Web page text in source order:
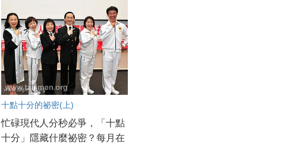
十點十分的祕密(上)
忙碌現代人分秒必爭，「十點
十分」隱藏什麼祕密？每月在